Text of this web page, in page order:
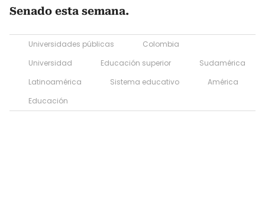
Senado esta semana.
Universidades públicas
Colombia
Universidad
Educación superior
Sudamérica
Latinoamérica
Sistema educativo
América
Educación